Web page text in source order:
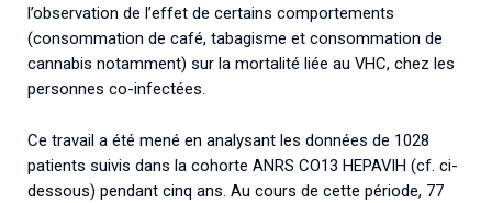
l’observation de l’effet de certains comportements
(consommation de café, tabagisme et consommation de
cannabis notamment) sur la mortalité liée au VHC, chez les
personnes co-infectées.
Ce travail a été mené en analysant les données de 1028
patients suivis dans la cohorte ANRS CO13 HEPAVIH (cf. ci-
dessous) pendant cinq ans. Au cours de cette période, 77